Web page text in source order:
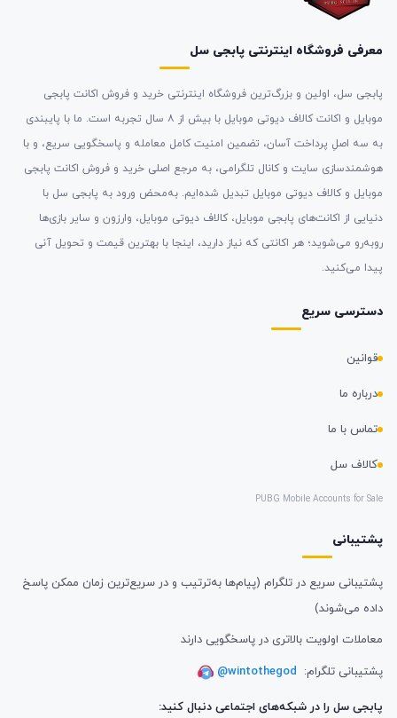
معرفی فروشگاه اینترنتی پابجی سل
پابجی سل، اولین و بزرگ‌ترین فروشگاه اینترنتی خرید و فروش اکانت پابجی
موبایل و اکانت کالاف دیوتی موبایل با بیش از ۸ سال تجربه است. ما با پایبندی
به سه اصلِ پرداخت آسان، تضمین امنیت کامل معامله و پاسخگویی سریع، و با
هوشمندسازی سایت و کانال تلگرامی، به مرجع اصلی خرید و فروش اکانت پابجی
موبایل و کالاف دیوتی موبایل تبدیل شده‌ایم. به‌محض ورود به پابجی سل با
دنیایی از اکانت‌های پابجی موبایل، کالاف دیوتی موبایل، وارزون و سایر بازی‌ها
روبه‌رو می‌شوید؛ هر اکانتی که نیاز دارید، اینجا با بهترین قیمت و تحویل آنی
پیدا می‌کنید.
دسترسی سریع
قوانین
درباره ما
تماس با ما
کالاف سل
PUBG Mobile Accounts for Sale
پشتیبانی
پشتیبانی سریع در تلگرام (پیام‌ها به‌ترتیب و در سریع‌ترین زمان ممکن پاسخ
داده می‌شوند)
معاملات اولویت بالاتری در پاسخگویی دارند
پشتیبانی تلگرام: @wintothegod
پابجی سل را در شبکه‌های اجتماعی دنبال کنید: